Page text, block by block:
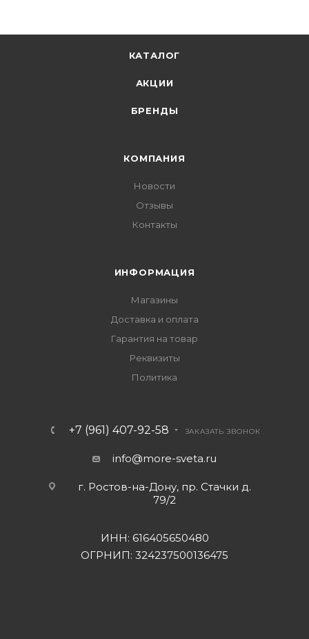
КАТАЛОГ
АКЦИИ
БРЕНДЫ
КОМПАНИЯ
Новости
Отзывы
Контакты
ИНФОРМАЦИЯ
Магазины
Доставка и оплата
Гарантия на товар
Реквизиты
Политика
+7 (961) 407-92-58 ЗАКАЗАТЬ ЗВОНОК
info@more-sveta.ru
г. Ростов-на-Дону, пр. Стачки д.
79/2
ИНН: 616405650480
ОГРНИП: 324237500136475